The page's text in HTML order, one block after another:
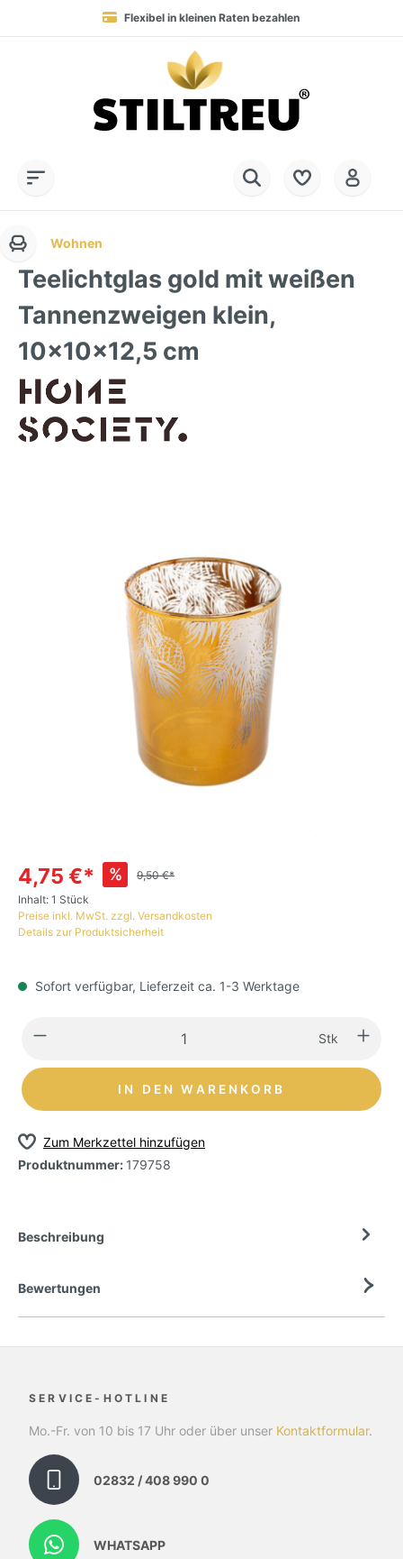
Flexibel in kleinen Raten bezahlen
Blitzversand in 1-3 Werktagen nach DE, AT & NL
+49 (0) 28 32 - 408 990 0
Dauerhaft hohe Warenverfügbarkeit
SSL-verschlüsselt online einkaufen
Wohnen
Teelichtglas gold mit weißen
Tannenzweigen klein,
10x10x12,5 cm
4,75 €* %
9,50 €*
Inhalt: 1 Stück
Preise inkl. MwSt. zzgl. Versandkosten
Details zur Produktsicherheit
Sofort verfügbar, Lieferzeit ca. 1-3 Werktage
Stk
IN DEN WARENKORB
Zum Merkzettel hinzufügen
Produktnummer: 179758
Beschreibung
Bewertungen
SERVICE-HOTLINE
Mo.-Fr. von 10 bis 17 Uhr oder über unser Kontaktformular.
02832 / 408 990 0
WHATSAPP